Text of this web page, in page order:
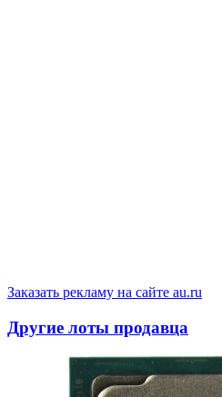
Заказать рекламу на сайте au.ru
Другие лоты продавца